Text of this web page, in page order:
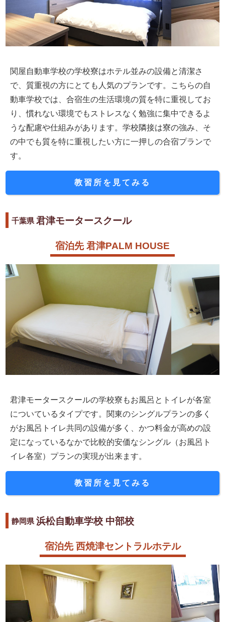
関屋自動車学校の学校寮はホテル並みの設備と清潔さ
で、質重視の方にとても人気のプランです。こちらの自
動車学校では、合宿生の生活環境の質を特に重視してお
り、慣れない環境でもストレスなく勉強に集中できるよ
うな配慮や仕組みがあります。学校隣接は寮の強み、そ
の中でも質を特に重視したい方に一押しの合宿プランで
す。
教習所を見てみる
千葉県 君津モータースクール
宿泊先 君津PALM HOUSE
君津モータースクールの学校寮もお風呂とトイレが各室
についているタイプです。関東のシングルプランの多く
がお風呂トイレ共同の設備が多く、かつ料金が高めの設
定になっているなかで比較的安価なシングル（お風呂ト
イレ各室）プランの実現が出来ます。
教習所を見てみる
静岡県 浜松自動車学校 中部校
宿泊先 西焼津セントラルホテル